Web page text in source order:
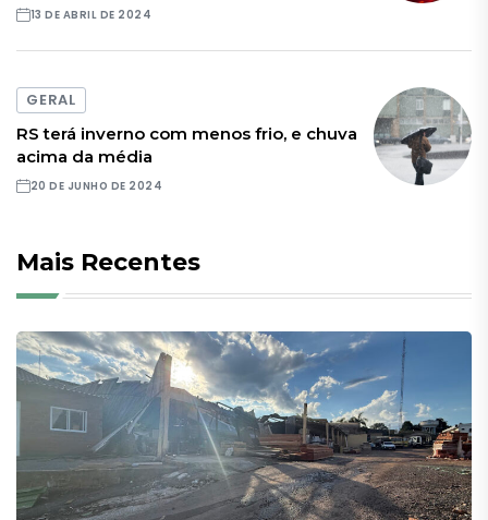
13 DE ABRIL DE 2024
GERAL
RS terá inverno com menos frio, e chuva
acima da média
20 DE JUNHO DE 2024
Mais Recentes